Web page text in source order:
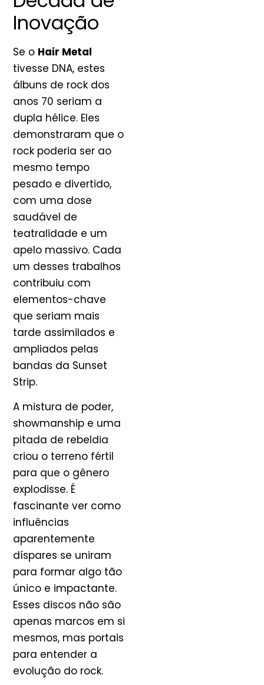
Inovação
Se o Hair Metal
tivesse DNA, estes
álbuns de rock dos
anos 70 seriam a
dupla hélice. Eles
demonstraram que o
rock poderia ser ao
mesmo tempo
pesado e divertido,
com uma dose
saudável de
teatralidade e um
apelo massivo. Cada
um desses trabalhos
contribuiu com
elementos-chave
que seriam mais
tarde assimilados e
ampliados pelas
bandas da Sunset
Strip.
A mistura de poder,
showmanship e uma
pitada de rebeldia
criou o terreno fértil
para que o gênero
explodisse. É
fascinante ver como
influências
aparentemente
díspares se uniram
para formar algo tão
único e impactante.
Esses discos não são
apenas marcos em si
mesmos, mas portais
para entender a
evolução do rock.